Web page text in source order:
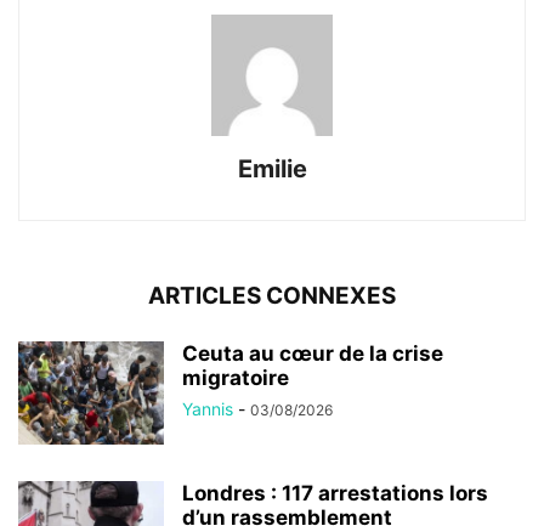
Emilie
ARTICLES CONNEXES
Ceuta au cœur de la crise
migratoire
Yannis - 03/08/2026
Londres : 117 arrestations lors
d’un rassemblement